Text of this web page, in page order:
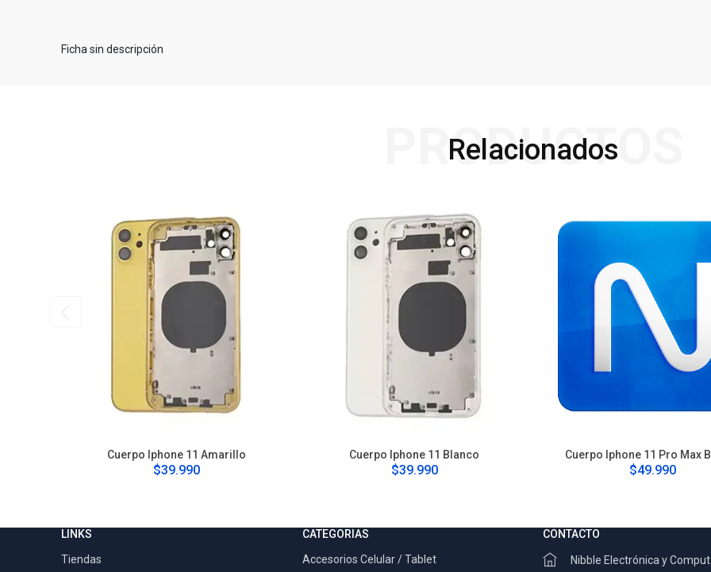
Ficha sin descripción
Relacionados
PRODUCTOS
Cuerpo Iphone 11 Amarillo
$39.990
Cuerpo Iphone 11 Blanco
$39.990
Cuerpo Iphone 11 Pro Max
$49.990
LINKS
Tiendas
CATEGORIAS
Accesorios Celular / Tablet
CONTACTO
Nibble Electrónica y